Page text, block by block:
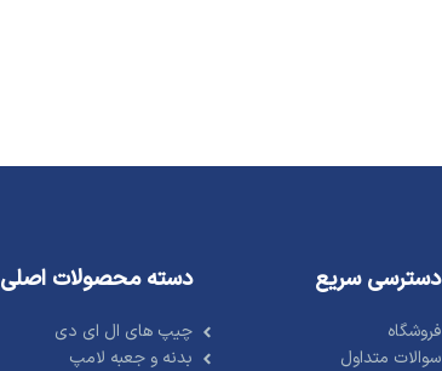
دسترسی سریع
فروشگاه
سوالات متداول
دسته محصولات اصلی
چیپ های ال ای دی
بدنه و جعبه لامپ